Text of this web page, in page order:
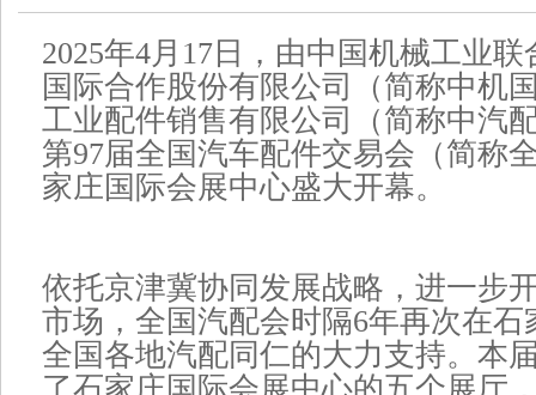
2025年4月17日，由中国机械工业
国际合作股份有限公司（简称中机
工业配件销售有限公司（简称中汽
第97届全国汽车配件交易会（简称
家庄国际会展中心盛大开幕。
依托京津冀协同发展战略，进一步
市场，全国汽配会时隔6年再次在石
全国各地汽配同仁的大力支持。本